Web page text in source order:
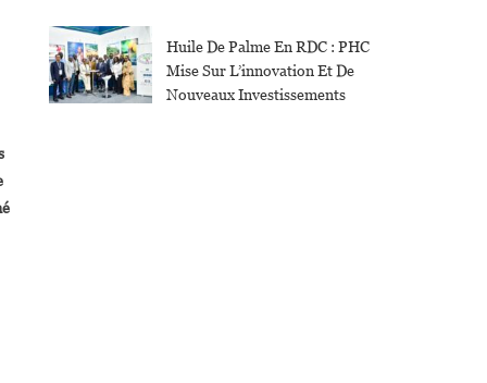
Huile De Palme En RDC : PHC
Mise Sur L’innovation Et De
Nouveaux Investissements